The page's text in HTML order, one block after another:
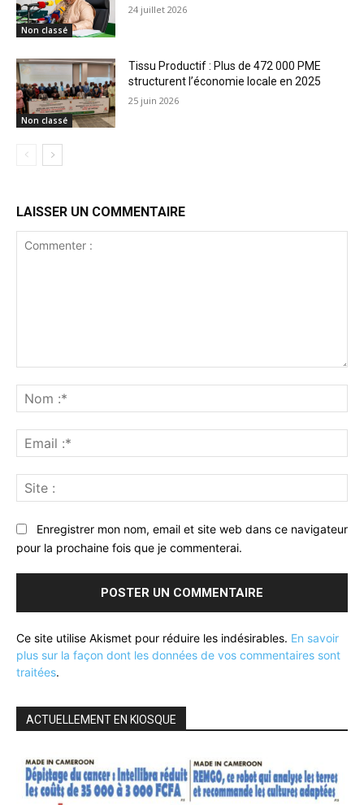
Non classé
24 juillet 2026
Non classé
Tissu Productif : Plus de 472 000 PME
structurent l’économie locale en 2025
25 juin 2026
LAISSER UN COMMENTAIRE
:*
:*
:
Enregistrer mon nom, email et site web dans ce navigateur
pour la prochaine fois que je commenterai.
Ce site utilise Akismet pour réduire les indésirables. En savoir
plus sur la façon dont les données de vos commentaires sont
traitées.
ACTUELLEMENT EN KIOSQUE